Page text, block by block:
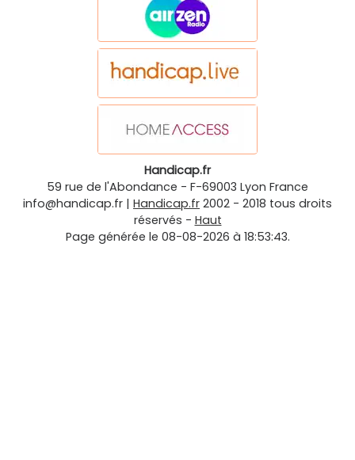
Handicap.fr
59 rue de l'Abondance - F-69003 Lyon France
info@handicap.fr | Handicap.fr 2002 - 2018 tous droits
réservés - Haut
Page générée le 08-08-2026 à 18:53:43.